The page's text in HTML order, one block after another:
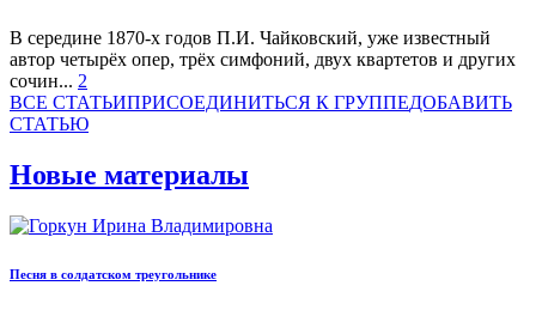
В середине 1870-х годов П.И. Чайковский, уже известный
автор четырёх опер, трёх симфоний, двух квартетов и других
сочин... 2
ВСЕ СТАТЬИПРИСОЕДИНИТЬСЯ К ГРУППЕДOБАВИТЬ
СТАТЬЮ
Новые материалы
Песня в солдатском треугольнике